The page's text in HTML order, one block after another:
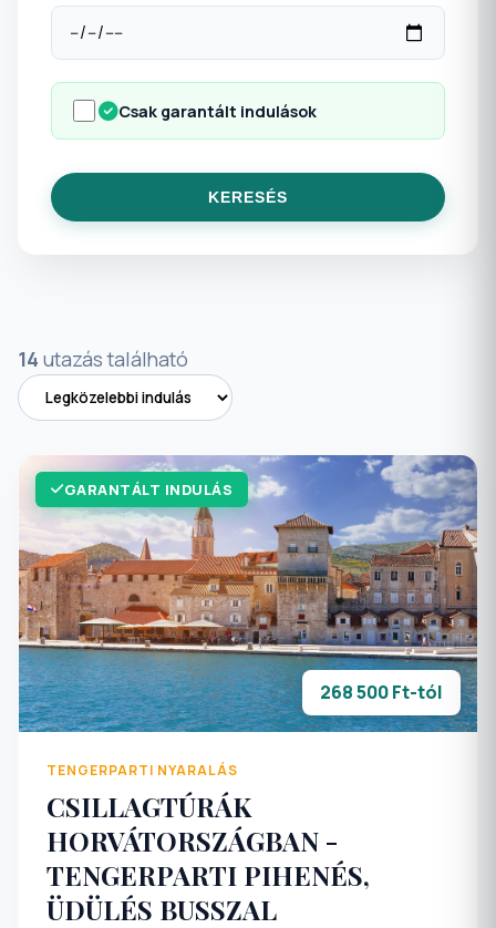
Csak garantált indulások
KERESÉS
14 utazás található
GARANTÁLT INDULÁS
268 500 Ft-tól
TENGERPARTI NYARALÁS
CSILLAGTÚRÁK
HORVÁTORSZÁGBAN -
TENGERPARTI PIHENÉS,
ÜDÜLÉS BUSSZAL